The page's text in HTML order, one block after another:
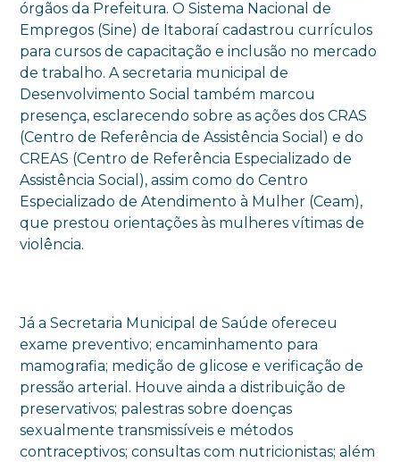
órgãos da Prefeitura. O Sistema Nacional de
Empregos (Sine) de Itaboraí cadastrou currículos
para cursos de capacitação e inclusão no mercado
de trabalho. A secretaria municipal de
Desenvolvimento Social também marcou
presença, esclarecendo sobre as ações dos CRAS
(Centro de Referência de Assistência Social) e do
CREAS (Centro de Referência Especializado de
Assistência Social), assim como do Centro
Especializado de Atendimento à Mulher (Ceam),
que prestou orientações às mulheres vítimas de
violência.
Já a Secretaria Municipal de Saúde ofereceu
exame preventivo; encaminhamento para
mamografia; medição de glicose e verificação de
pressão arterial. Houve ainda a distribuição de
preservativos; palestras sobre doenças
sexualmente transmissíveis e métodos
contraceptivos; consultas com nutricionistas; além